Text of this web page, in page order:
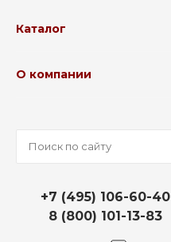
Каталог
О компании
+7 (495) 106-60-40
8 (800) 101-13-83